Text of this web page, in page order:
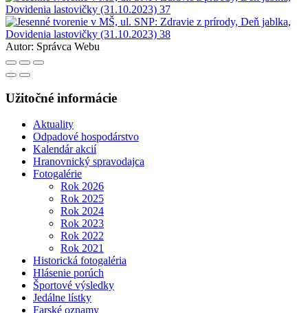
Autor: Správca Webu
Užitočné informácie
Aktuality
Odpadové hospodárstvo
Kalendár akcií
Hranovnický spravodajca
Fotogalérie
Rok 2026
Rok 2025
Rok 2024
Rok 2023
Rok 2022
Rok 2021
Historická fotogaléria
Hlásenie porúch
Športové výsledky
Jedálne lístky
Farské oznamy